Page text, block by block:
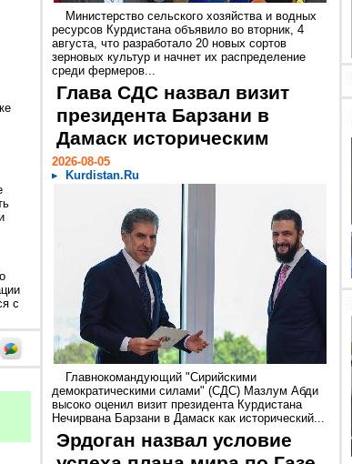
с
Министерство сельского хозяйства и водных
ресурсов Курдистана объявило во вторник, 4
августа, что разработало 20 новых сортов
зерновых культур и начнет их распределение
среди фермеров...
Глава СДС назвал визит
президента Барзани в
Дамаск историческим
2026-08-05
Kurdistan.Ru
Главнокомандующий "Сирийскими
демократическими силами" (СДС) Мазлум Абди
высоко оценил визит президента Курдистана
Нечирвана Барзани в Дамаск как исторический...
Эрдоган назвал условие